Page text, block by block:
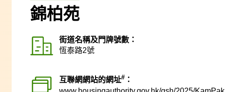
錦柏苑
街道名稱及門牌號數：
恆泰路2號
互聯網網站的網址# ：